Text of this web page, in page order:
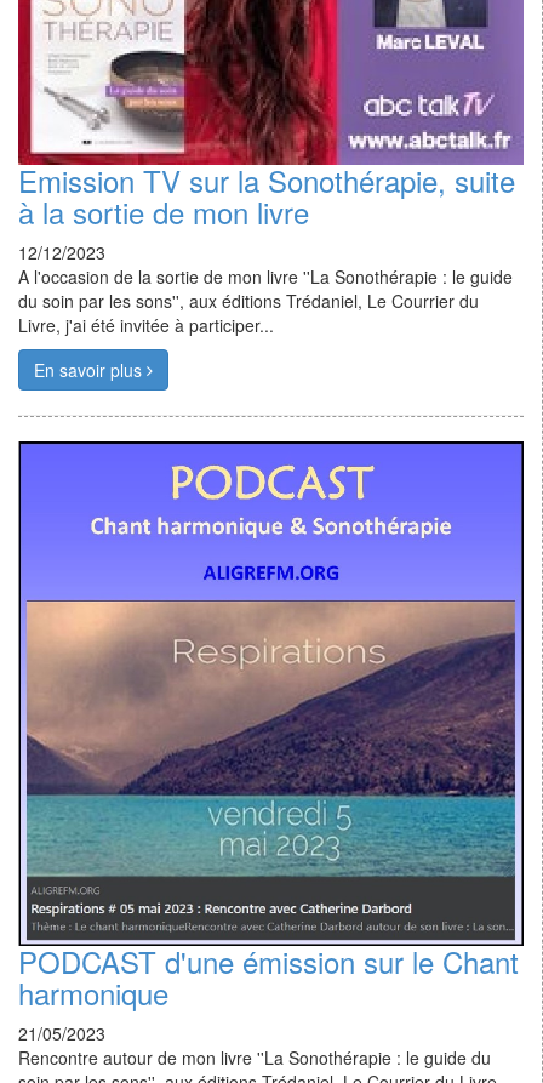
Emission TV sur la Sonothérapie, suite
à la sortie de mon livre
12/12/2023
A l'occasion de la sortie de mon livre ''La Sonothérapie : le guide
du soin par les sons'', aux éditions Trédaniel, Le Courrier du
Livre, j'ai été invitée à participer...
En savoir plus
PODCAST d'une émission sur le Chant
harmonique
21/05/2023
Rencontre autour de mon livre ''La Sonothérapie : le guide du